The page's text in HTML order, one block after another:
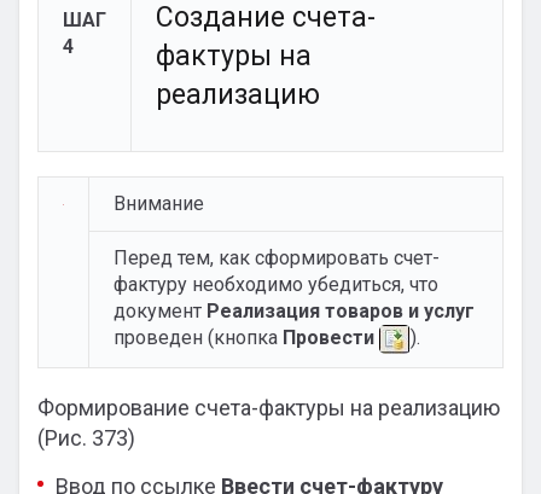
ШАГ
4
Создание счета-
фактуры на
реализацию
Внимание
Перед тем, как сформировать счет-
фактуру необходимо убедиться, что
документ Реализация товаров и услуг
проведен (кнопка Провести ).
Формирование счета-фактуры на реализацию
(Рис. 373)
Ввод по ссылке Ввести счет-фактуру